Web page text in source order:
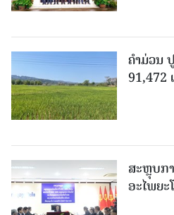
ຄໍາມ່ວນ
91,472
ສະຫຼຸບກ
ອະໄພຍ